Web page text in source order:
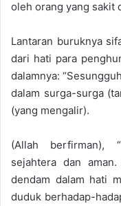
oleh orang yang sakit
Lantaran buruknya
dari hati para
dalamnya:
dalam surga-surga
(yang mengalir).
(Allah berfirman),
sejahtera dan
dendam dalam hati
duduk berhadap-